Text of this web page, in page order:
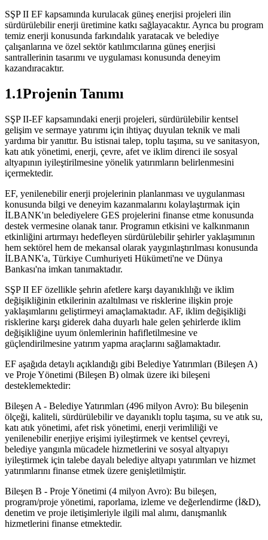
SŞP II EF kapsamında kurulacak güneş enerjisi projeleri ilin
sürdürülebilir enerji üretimine katkı sağlayacaktır. Ayrıca bu program
temiz enerji konusunda farkındalık yaratacak ve belediye
çalışanlarına ve özel sektör katılımcılarına güneş enerjisi
santrallerinin tasarımı ve uygulaması konusunda deneyim
kazandıracaktır.
1.1Projenin Tanımı
SŞP II-EF kapsamındaki enerji projeleri, sürdürülebilir kentsel
gelişim ve sermaye yatırımı için ihtiyaç duyulan teknik ve mali
yardıma bir yanıttır. Bu istisnai talep, toplu taşıma, su ve sanitasyon,
katı atık yönetimi, enerji, çevre, afet ve iklim direnci ile sosyal
altyapının iyileştirilmesine yönelik yatırımların belirlenmesini
içermektedir.
EF, yenilenebilir enerji projelerinin planlanması ve uygulanması
konusunda bilgi ve deneyim kazanmalarını kolaylaştırmak için
İLBANK'ın belediyelere GES projelerini finanse etme konusunda
destek vermesine olanak tanır. Programın etkisini ve kalkınmanın
etkinliğini artırmayı hedefleyen sürdürülebilir şehirler yaklaşımının
hem sektörel hem de mekansal olarak yaygınlaştırılması konusunda
İLBANK'a, Türkiye Cumhuriyeti Hükümeti'ne ve Dünya
Bankası'na imkan tanımaktadır.
SŞP II EF özellikle şehrin afetlere karşı dayanıklılığı ve iklim
değişikliğinin etkilerinin azaltılması ve risklerine ilişkin proje
yaklaşımlarını geliştirmeyi amaçlamaktadır. AF, iklim değişikliği
risklerine karşı giderek daha duyarlı hale gelen şehirlerde iklim
değişikliğine uyum önlemlerinin hafifletilmesine ve
güçlendirilmesine yatırım yapma araçlarını sağlamaktadır.
EF aşağıda detaylı açıklandığı gibi Belediye Yatırımları (Bileşen A)
ve Proje Yönetimi (Bileşen B) olmak üzere iki bileşeni
desteklemektedir:
Bileşen A - Belediye Yatırımları (496 milyon Avro): Bu bileşenin
ölçeği, kaliteli, sürdürülebilir ve dayanıklı toplu taşıma, su ve atık su,
katı atık yönetimi, afet risk yönetimi, enerji verimliliği ve
yenilenebilir enerjiye erişimi iyileştirmek ve kentsel çevreyi,
belediye yangınla mücadele hizmetlerini ve sosyal altyapıyı
iyileştirmek için talebe dayalı belediye altyapı yatırımları ve hizmet
yatırımlarını finanse etmek üzere genişletilmiştir.
Bileşen B - Proje Yönetimi (4 milyon Avro): Bu bileşen,
program/proje yönetimi, raporlama, izleme ve değerlendirme (İ&D),
denetim ve proje iletişimleriyle ilgili mal alımı, danışmanlık
hizmetlerini finanse etmektedir.